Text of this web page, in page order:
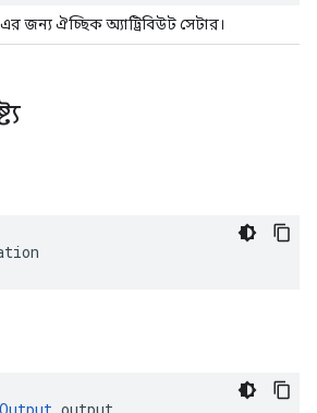
এর জন্য ঐচ্ছিক অ্যাট্রিবিউট সেটার।